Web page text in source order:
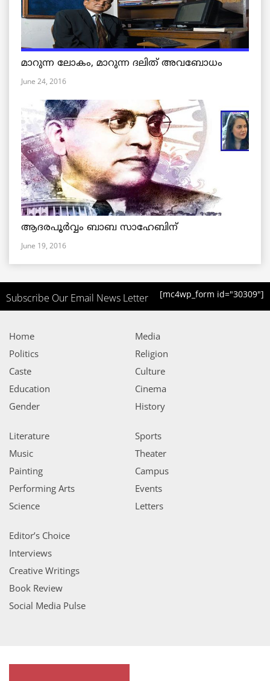
മാറുന്ന ലോകം, മാറുന്ന ദലിത് അവബോധം
June 24, 2016
ആദരപൂര്‍വ്വം ബാബ സാഹേബിന്
June 19, 2016
Subscribe Our Email News Letter [mc4wp_form id="30309"]
Home
Politics
Caste
Education
Gender
Media
Religion
Culture
Cinema
History
Literature
Music
Painting
Performing Arts
Science
Sports
Theater
Campus
Events
Letters
Editor’s Choice
Interviews
Creative Writings
Book Review
Social Media Pulse